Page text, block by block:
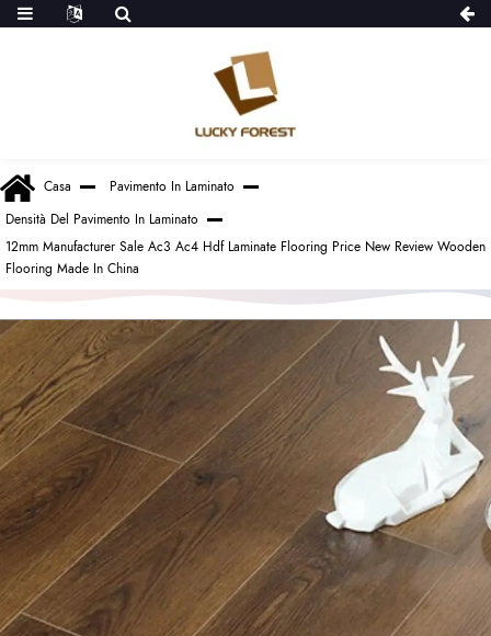
Casa
Pavimento In Laminato
Densità Del Pavimento In Laminato
12mm Manufacturer Sale Ac3 Ac4 Hdf Laminate Flooring Price New Review Wooden
Flooring Made In China